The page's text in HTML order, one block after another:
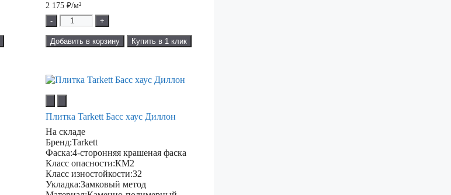
2 175₽/м²
-
+
Добавить в корзину Купить в 1 клик
Плитка Tarkett Басс хаус Диллон
На складе
Бренд:Tarkett
Фаска:4-сторонняя крашеная фаска
Класс опасности:КМ2
Класс изностойкости:32
Укладка:Замковый метод